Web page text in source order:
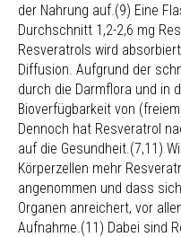
der Nahrung auf.(9) Eine
Durchschnitt 1,2-2,6 mg
Resveratrols wird
Diffusion. Aufgrund der
durch die Darmflora und in
Bioverfügbarkeit von
Dennoch hat Resveratrol
auf die Gesundheit.(7,11)
Körperzellen mehr
angenommen und dass
Organen anreichert, vor
Aufnahme.(11) Dabei sind